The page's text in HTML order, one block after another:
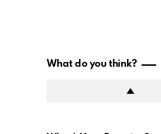
What do you think?